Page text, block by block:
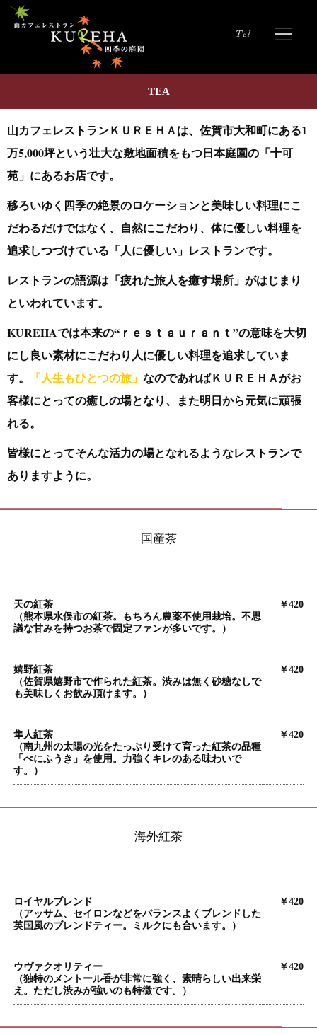
TEA
山カフェレストランＫＵＲＥＨＡは、 佐賀市大和町にある1
万5,000坪という壮大な敷地面積をもつ日本庭園の「十可
苑」にあるお店です。
移ろいゆく四季の絶景のロケーションと美味しい料理にこ
だわるだけではなく、 自然にこだわり、体に優しい料理を
追求しつづけている「人に優しい」レストランです。
レストランの語源は「疲れた旅人を癒す場所」がはじまり
といわれています。
KUREHAでは本来の“ｒｅｓｔａｕｒａｎｔ”の意味を大切
にし良い素材にこだわり人に優しい料理を追求していま
す。
「人生もひとつの旅」 なのであればＫＵＲＥＨＡがお
客様にとっての癒しの場となり、
また明日から元気に頑張
れる。
皆様にとってそんな活力の場となれるようなレストランで
ありますように。
国産茶
天の紅茶
（熊本県水俣市の紅茶。もちろん農薬不使用栽培。不思
議な甘みを持つお茶で固定ファンが多いです。）
￥420
嬉野紅茶
（佐賀県嬉野市で作られた紅茶。渋みは無く砂糖なしで
も美味しくお飲み頂けます。）
￥420
隼人紅茶
（南九州の太陽の光をたっぷり受けて育った紅茶の品種
「べにふうき」を使用。力強くキレのある味わいで
す。）
￥420
海外紅茶
ロイヤルブレンド
（アッサム、セイロンなどをバランスよくブレンドした
英国風のブレンドティー。ミルクにも合います。）
￥420
ウヴァクオリティー
（独特のメントール香が非常に強く、素晴らしい出来栄
え。ただし渋みが強いのも特徴です。）
￥420